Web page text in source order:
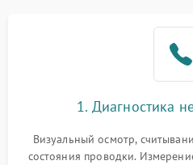
1. Диагностика
Визуальный осмотр,
состояния проводки.